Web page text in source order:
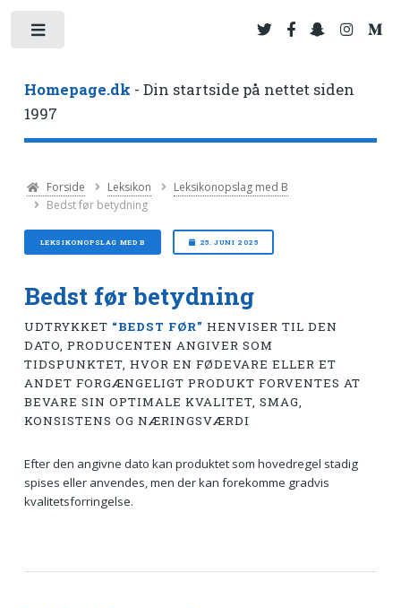
Homepage.dk - Din startside på nettet siden
1997
Forside Leksikon
Leksikonopslag med B
Bedst før betydning
LEKSIKONOPSLAG MED B 25. JUNI 2025
Bedst før betydning
UDTRYKKET “BEDST FØR” HENVISER TIL DEN
DATO, PRODUCENTEN ANGIVER SOM
TIDSPUNKTET, HVOR EN FØDEVARE ELLER ET
ANDET FORGÆNGELIGT PRODUKT FORVENTES AT
BEVARE SIN OPTIMALE KVALITET, SMAG,
KONSISTENS OG NÆRINGSVÆRDI
Efter den angivne dato kan produktet som hovedregel stadig
spises eller anvendes, men der kan forekomme gradvis
kvalitetsforringelse.